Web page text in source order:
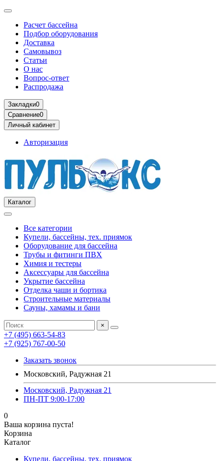
Расчет бассейна
Подбор оборудования
Доставка
Самовывоз
Статьи
О нас
Вопрос-ответ
Распродажа
Закладки0
Сравнение0
Личный кабинет
Авторизация
Каталог
Все категории
Купели, бассейны, тех. приямок
Оборудование для бассейна
Трубы и фитинги ПВХ
Химия и тестеры
Аксессуары для бассейна
Укрытие бассейна
Отделка чаши и бортика
Строительные материалы
Сауны, хамамы и бани
×
+7 (495) 663-54-83
+7 (925) 767-00-50
Заказать звонок
Московский, Радужная 21
Московский, Радужная 21
ПН-ПТ 9:00-17:00
0
Ваша корзина пуста!
Корзина
Каталог
Купели, бассейны, тех. приямок